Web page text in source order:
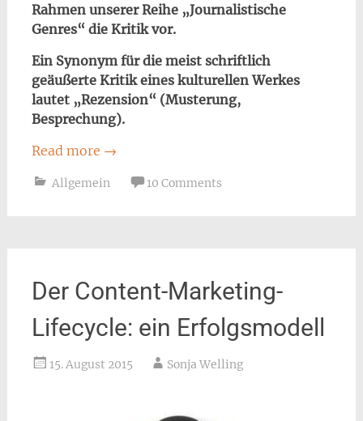
Rahmen unserer Reihe „Journalistische
Genres“ die Kritik vor.
Ein Synonym für die meist schriftlich
geäußerte Kritik eines kulturellen Werkes
lautet „Rezension“ (Musterung,
Besprechung).
Read more →
Allgemein 10 Comments
Der Content-Marketing-
Lifecycle: ein Erfolgsmodell
15. August 2015 Sonja Welling